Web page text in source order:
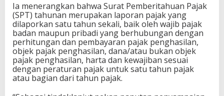
Ia menerangkan bahwa Surat Pemberitahuan Pajak
(SPT) tahunan merupakan laporan pajak yang
dilaporkan satu tahun sekali, baik oleh wajib pajak
badan maupun pribadi yang berhubungan dengan
perhitungan dan pembayaran pajak penghasilan,
objek pajak penghasilan, dana/atau bukan objek
pajak penghasilan, harta dan kewajiban sesuai
dengan peraturan pajak untuk satu tahun pajak
atau bagian dari tahun pajak.